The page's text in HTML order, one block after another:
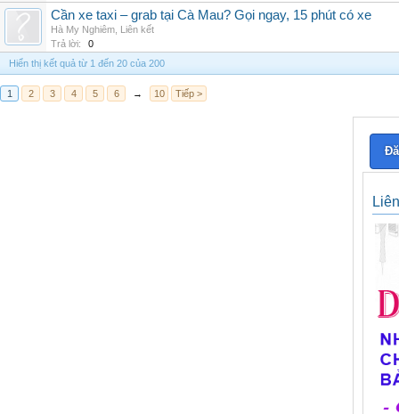
Cần xe taxi – grab tại Cà Mau? Gọi ngay, 15 phút có xe
Hà My Nghiêm Liên kết
Trả lời:
0
Hiển thị kết quả từ 1 đến 20 của 200
1 2 3 4 5 6 → 10 Tiếp >